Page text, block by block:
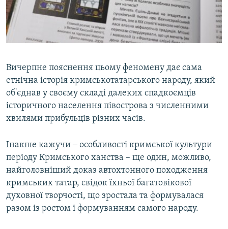
Вичерпне пояснення цьому феномену дає сама
етнічна історія кримськотатарського народу, який
об'єднав у своєму складі далеких спадкоємців
історичного населення півострова з численними
хвилями прибульців різних часів.
Інакше кажучи ‒ особливості кримської культури
періоду Кримського ханства – ще один, можливо,
найголовніший доказ автохтонного походження
кримських татар, свідок їхньої багатовікової
духовної творчості, що зростала та формувалася
разом із ростом і формуванням самого народу.